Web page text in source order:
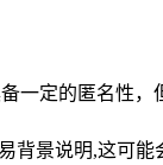
一定的匿名性
景说明,这可能